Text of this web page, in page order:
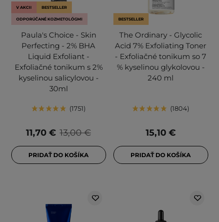
V AKCII BESTSELLER
ODPORÚČANÉ KOZMETOLÓGMI
Paula's Choice - Skin
Perfecting - 2% BHA
Liquid Exfoliant -
Exfoliačné tonikum s 2%
kyselinou salicylovou -
30ml
1751
13,00 €
11,70 €
PRIDAŤ DO KOŠÍKA
BESTSELLER
The Ordinary - Glycolic
Acid 7% Exfoliating Toner
- Exfoliačné tonikum so 7
% kyselinou glykolovou -
240 ml
1804
15,10 €
PRIDAŤ DO KOŠÍKA